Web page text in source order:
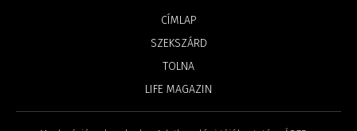
CÍMLAP
SZEKSZÁRD
TOLNA
LIFE MAGAZIN